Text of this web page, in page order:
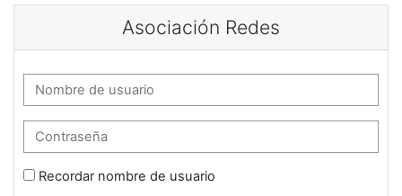
Salta al contenido principal
Asociación Redes
Nombre de usuario
Contraseña
Recordar nombre de usuario